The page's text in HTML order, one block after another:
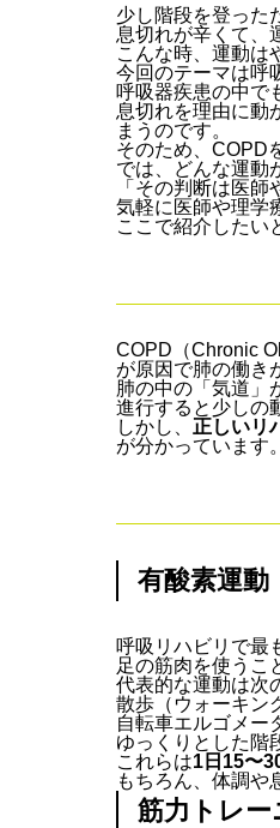
少し階段を登った
息切れが辛くて、
こんな時、運動は
今回のテーマは呼
呼吸器疾患の中で
息切れを理由に動
まうのです。
そのため、COPD
では、どんな運動
「その判断は医
気軽に医師や理学
ここで紹介したい
COPD（Chronic
が原因で肺の働き
肺の中の「気道」
進行すると少しの
しかし、 正しいリ
が分かっています。
有酸素運動
呼吸リハビリで最
足の筋肉を使うこ
代表的な運動は次
散歩（ウォーキン
自転車エルゴメー
ゆっくりとした階
これらは1日15〜
もちろん、体調や
筋力トレー